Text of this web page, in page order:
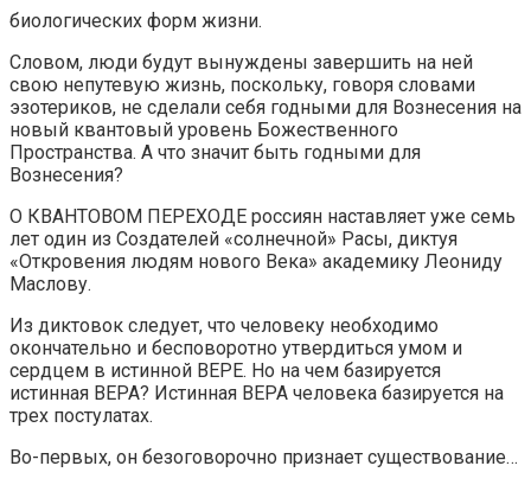
биологических форм жизни.
Словом, люди будут вынуждены завершить на ней
свою непутевую жизнь, поскольку, говоря словами
эзотериков, не сделали себя годными для Вознесения на
новый квантовый уровень Божественного
Пространства. А что значит быть годными для
Вознесения?
О КВАНТОВОМ ПЕРЕХОДЕ россиян наставляет уже семь
лет один из Создателей «солнечной» Расы, диктуя
«Откровения людям нового Века» академику Леониду
Маслову.
Из диктовок следует, что человеку необходимо
окончательно и бесповоротно утвердиться умом и
сердцем в истинной ВЕРЕ. Но на чем базируется
истинная ВЕРА? Истинная ВЕРА человека базируется на
трех постулатах.
Во-первых, он безоговорочно признает существование…